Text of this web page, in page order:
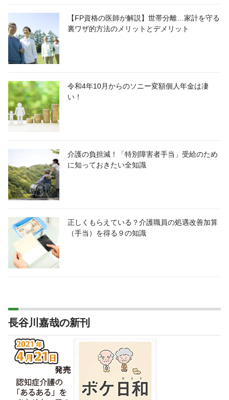
【FP資格の医師が解説】世帯分離…家計を守る
裏ワザ的方法のメリットとデメリット
令和4年10月からのソニー変額個人年金は凄
い！
介護の負担減！「特別障害者手当」受給のため
に知っておきたい全知識
正しくもらえている？介護職員の処遇改善加算
（手当）を得る９の知識
長谷川嘉哉の新刊